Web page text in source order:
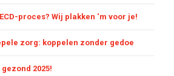
proces? Wij plakken ‘m voor je!
zorg: koppelen zonder gedoe
2025!